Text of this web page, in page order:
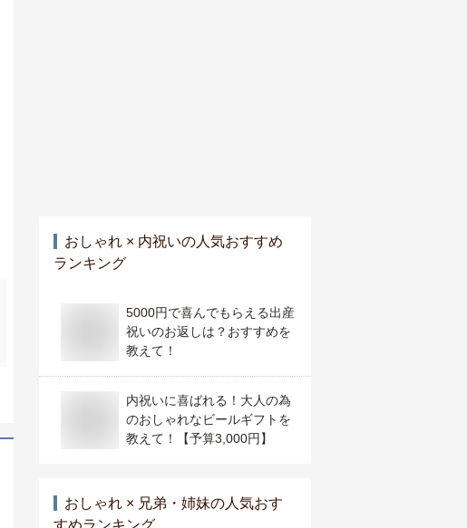
おしゃれ × 内祝いの人気おすすめ
ランキング
5000円で喜んでもらえる出産
祝いのお返しは？おすすめを
教えて！
内祝いに喜ばれる！大人の為
のおしゃれなビールギフトを
教えて！【予算3,000円】
おしゃれ × 兄弟・姉妹の人気おす
すめランキング